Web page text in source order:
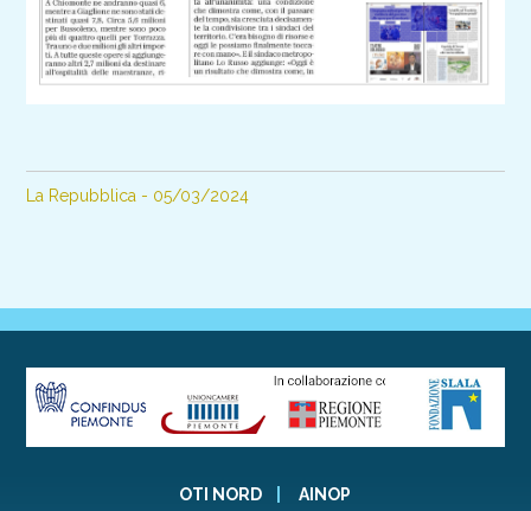
La Repubblica - 05/03/2024
OTI NORD AINOP